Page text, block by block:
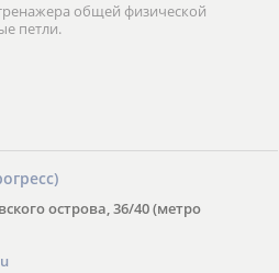
общей физической
петли.
острова, 36/40 (метро